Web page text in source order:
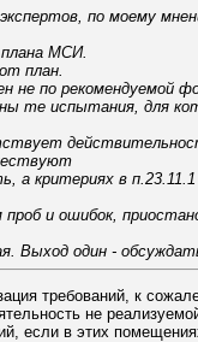
по моему
МСИ.
план.
не по рекомендуемой
те испытания, для
а критериях в
и ошибок,
Выход один -
требований, к
не
если в этих